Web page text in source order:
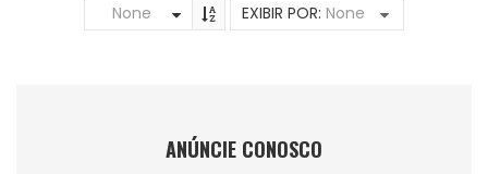
None EXIBIR POR: None
ANÚNCIE CONOSCO